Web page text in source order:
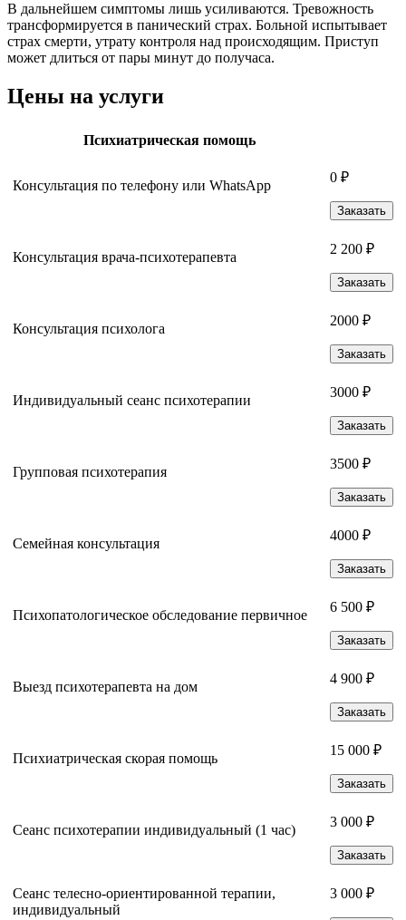
В дальнейшем симптомы лишь усиливаются. Тревожность
трансформируется в панический страх. Больной испытывает
страх смерти, утрату контроля над происходящим. Приступ
может длиться от пары минут до получаса.
Цены на услуги
Психиатрическая помощь
Консультация по телефону или WhatsApp
0 ₽
Заказать
Консультация врача-психотерапевта
2 200 ₽
Заказать
Консультация психолога
2000 ₽
Заказать
Индивидуальный сеанс психотерапии
3000 ₽
Заказать
Групповая психотерапия
3500 ₽
Заказать
Семейная консультация
4000 ₽
Заказать
Психопатологическое обследование первичное
6 500 ₽
Заказать
Выезд психотерапевта на дом
4 900 ₽
Заказать
Психиатрическая скорая помощь
15 000 ₽
Заказать
Сеанс психотерапии индивидуальный (1 час)
3 000 ₽
Заказать
Сеанс телесно-ориентированной терапии,
индивидуальный
3 000 ₽